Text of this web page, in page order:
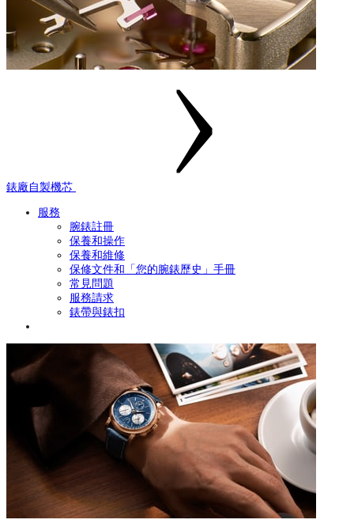
錶廠自製機芯
服務
腕錶註冊
保養和操作
保養和維修
保修文件和「您的腕錶歷史」手冊
常見問題
服務請求
錶帶與錶扣